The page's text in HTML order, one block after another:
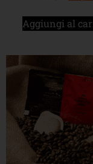
Aggiungi al